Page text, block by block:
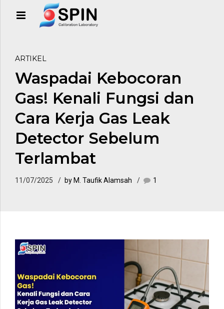
ARTIKEL
Waspadai Kebocoran
Gas! Kenali Fungsi dan
Cara Kerja Gas Leak
Detector Sebelum
Terlambat
11/07/2025 by M. Taufik Alamsah 1